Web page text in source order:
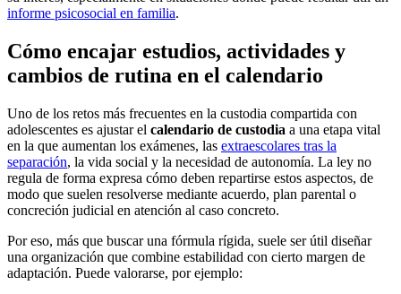
informe psicosocial en familia.
Cómo encajar estudios, actividades y
cambios de rutina en el calendario
Uno de los retos más frecuentes en la custodia compartida con
adolescentes es ajustar el calendario de custodia a una etapa vital
en la que aumentan los exámenes, las extraescolares tras la
separación, la vida social y la necesidad de autonomía. La ley no
regula de forma expresa cómo deben repartirse estos aspectos, de
modo que suelen resolverse mediante acuerdo, plan parental o
concreción judicial en atención al caso concreto.
Por eso, más que buscar una fórmula rígida, suele ser útil diseñar
una organización que combine estabilidad con cierto margen de
adaptación. Puede valorarse, por ejemplo: